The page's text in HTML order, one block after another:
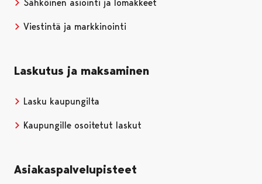
Sähköinen asiointi ja lomakkeet
Viestintä ja markkinointi
Laskutus ja maksaminen
Lasku kaupungilta
Kaupungille osoitetut laskut
Asiakaspalvelupisteet